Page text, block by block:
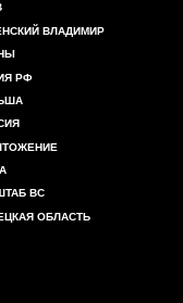
ВЛАДИМИР
РФ
ВС
ОБЛАСТЬ